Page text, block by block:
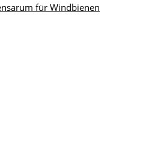
für Windbienen